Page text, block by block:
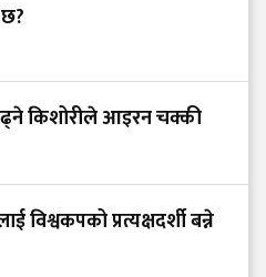
किशोरीले आइरन चक्की
विश्वकपको प्रत्यक्षदर्शी बन्ने